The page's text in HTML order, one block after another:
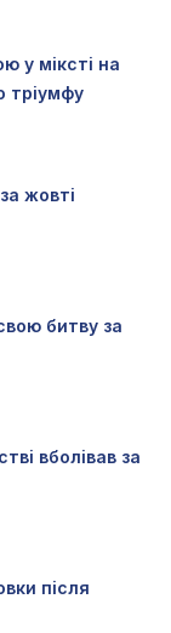
у міксті на
тріумфу
жовті
битву за
вболівав за
після